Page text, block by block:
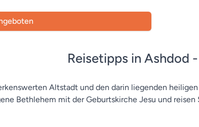
Reisetipps in Ashdod
Altstadt und den darin liegenden
Bethlehem mit der Geburtskirche Jesu und